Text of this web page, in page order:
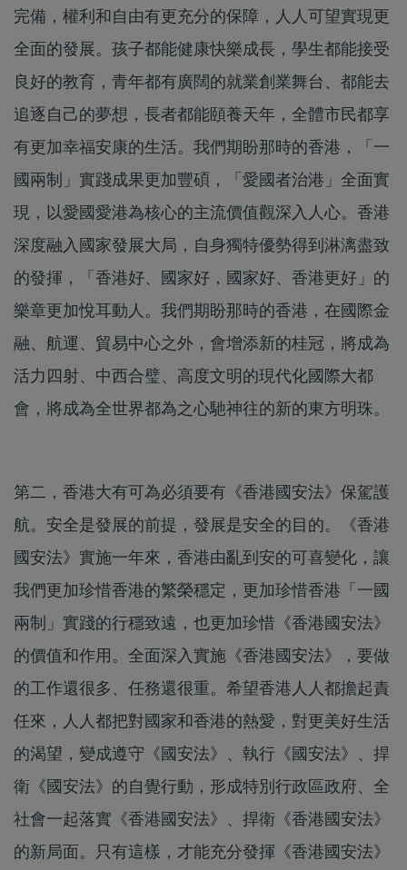
完備，權利和自由有更充分的保障，人人可望實現更
全面的發展。孩子都能健康快樂成長，學生都能接受
良好的教育，青年都有廣闊的就業創業舞台、都能去
追逐自己的夢想，長者都能頤養天年，全體市民都享
有更加幸福安康的生活。我們期盼那時的香港，「一
國兩制」實踐成果更加豐碩，「愛國者治港」全面實
現，以愛國愛港為核心的主流價值觀深入人心。香港
深度融入國家發展大局，自身獨特優勢得到淋漓盡致
的發揮，「香港好、國家好，國家好、香港更好」的
樂章更加悅耳動人。我們期盼那時的香港，在國際金
融、航運、貿易中心之外，會增添新的桂冠，將成為
活力四射、中西合璧、高度文明的現代化國際大都
會，將成為全世界都為之心馳神往的新的東方明珠。
第二，香港大有可為必須要有《香港國安法》保駕護
航。安全是發展的前提，發展是安全的目的。《香港
國安法》實施一年來，香港由亂到安的可喜變化，讓
我們更加珍惜香港的繁榮穩定，更加珍惜香港「一國
兩制」實踐的行穩致遠，也更加珍惜《香港國安法》
的價值和作用。全面深入實施《香港國安法》，要做
的工作還很多、任務還很重。希望香港人人都擔起責
任來，人人都把對國家和香港的熱愛，對更美好生活
的渴望，變成遵守《國安法》、執行《國安法》、捍
衛《國安法》的自覺行動，形成特別行政區政府、全
社會一起落實《香港國安法》、捍衛《香港國安法》
的新局面。只有這樣，才能充分發揮《香港國安法》